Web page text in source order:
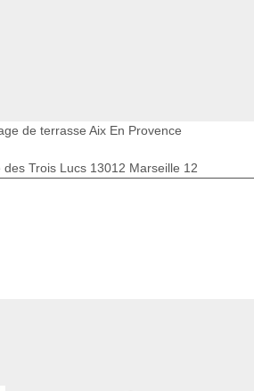
de terrasse Aix En Provence
des Trois Lucs 13012 Marseille 12